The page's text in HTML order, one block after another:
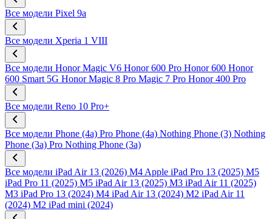
Все модели Pixel 9a
Все модели Xperia 1 VIII
Все модели Honor Magic V6 Honor 600 Pro Honor 600 Honor
600 Smart 5G Honor Magic 8 Pro Magic 7 Pro Honor 400 Pro
Все модели Reno 10 Pro+
Все модели Phone (4a) Pro Phone (4a) Nothing Phone (3) Nothing
Phone (3a) Pro Nothing Phone (3a)
Все модели iPad Air 13 (2026) M4 Apple iPad Pro 13 (2025) M5
iPad Pro 11 (2025) M5 iPad Air 13 (2025) M3 iPad Air 11 (2025)
M3 iPad Pro 13 (2024) M4 iPad Air 13 (2024) M2 iPad Air 11
(2024) M2 iPad mini (2024)